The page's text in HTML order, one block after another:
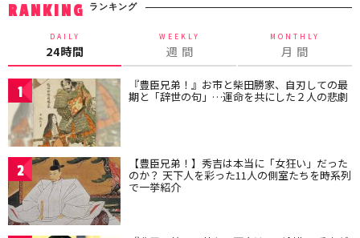
RANKING ランキング
DAILY
24時間
WEEKLY
週 間
MONTHLY
月 間
1 『豊臣兄弟！』お市と柴田勝家、自刃しての最
期と「辞世の句」…運命を共にした２人の悲劇
2 【豊臣兄弟！】秀吉は本当に「女狂い」だった
のか？ 天下人を彩った11人の側室たちを時系列
で一挙紹介